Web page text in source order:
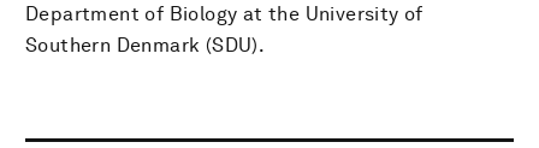
Department of Biology at the University of
Southern Denmark (SDU).